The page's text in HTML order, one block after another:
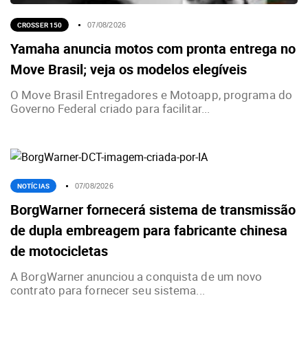
CROSSER 150 07/08/2026
Yamaha anuncia motos com pronta entrega no
Move Brasil; veja os modelos elegíveis
O Move Brasil Entregadores e Motoapp, programa do
Governo Federal criado para facilitar...
NOTÍCIAS 07/08/2026
BorgWarner fornecerá sistema de transmissão
de dupla embreagem para fabricante chinesa
de motocicletas
A BorgWarner anunciou a conquista de um novo
contrato para fornecer seu sistema...